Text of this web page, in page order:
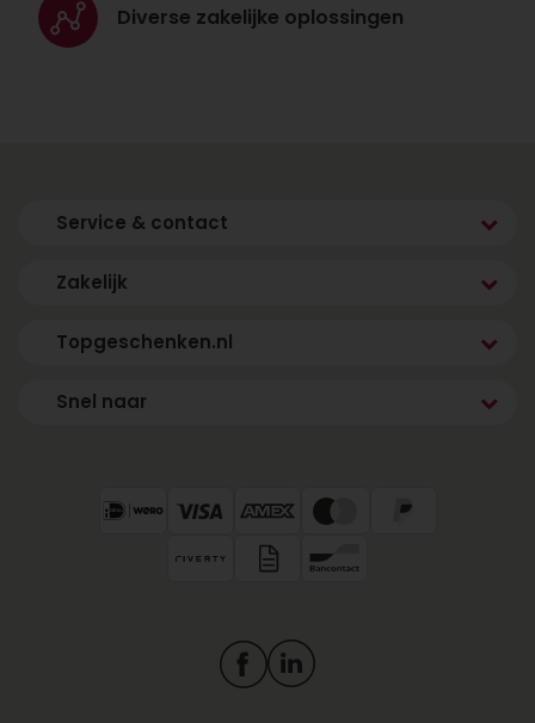
Diverse zakelijke oplossingen
Service & contact
Zakelijk
Topgeschenken.nl
Snel naar